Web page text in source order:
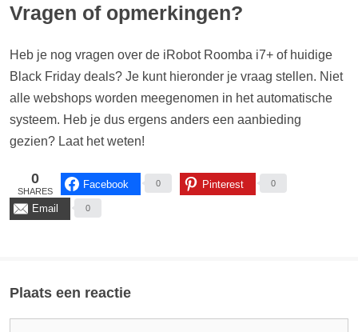
i7+ zilver/zwart”]
Prijsverloop...
[content-egg-block template=price_alert groups=”Roomba i7+
zilver/zwart”]
Vragen of opmerkingen?
Heb je nog vragen over de iRobot Roomba i7+ of huidige
Black Friday deals? Je kunt hieronder je vraag stellen. Niet
alle webshops worden meegenomen in het automatische
systeem. Heb je dus ergens anders een aanbieding
gezien? Laat het weten!
0
SHARES
Facebook 0 Pinterest 0
Email 0
Plaats een reactie